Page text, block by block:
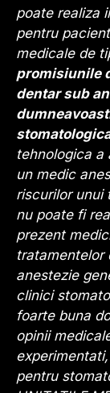
poate realiza
pentru
medicale de
promisiunile
dentar sub
tehnologica a
un medic
riscurilor unui
nu poate fi
prezent
tratamentelor
anestezie
clinici
foarte buna
opinii
pentru